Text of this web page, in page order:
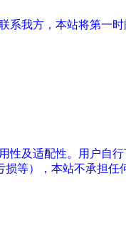
系我方，本站将第一
性及适配性。用户自
等），本站不承担任